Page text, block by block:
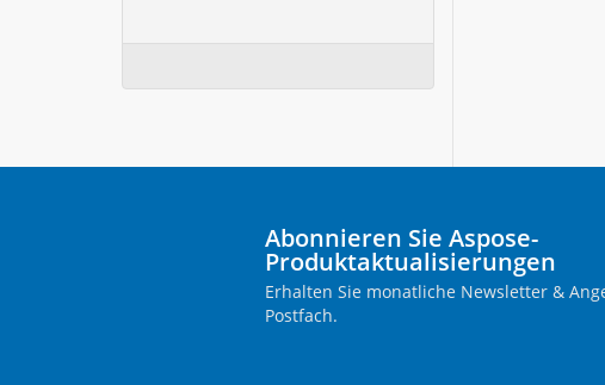
Abonnieren Sie Aspose-
Produktaktualisierungen
Erhalten Sie monatliche Newsletter &
Postfach.